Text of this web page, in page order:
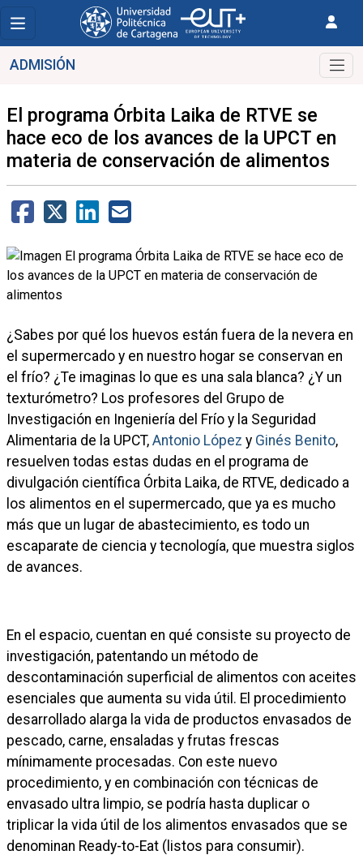
ADMISIÓN
El programa Órbita Laika de RTVE se
hace eco de los avances de la UPCT en
materia de conservación de alimentos
¿Sabes por qué los huevos están fuera de la nevera en
el supermercado y en nuestro hogar se conservan en
el frío? ¿Te imaginas lo que es una sala blanca? ¿Y un
texturómetro? Los profesores del Grupo de
Investigación en Ingeniería del Frío y la Seguridad
Alimentaria de la UPCT, Antonio López y Ginés Benito,
resuelven todas estas dudas en el programa de
divulgación científica Órbita Laika, de RTVE, dedicado a
los alimentos en el supermercado, que ya es mucho
más que un lugar de abastecimiento, es todo un
escaparate de ciencia y tecnología, que muestra siglos
de avances.
En el espacio, cuentan en qué consiste su proyecto de
investigación, patentando un método de
descontaminación superficial de alimentos con aceites
esenciales que aumenta su vida útil. El procedimiento
desarrollado alarga la vida de productos envasados de
pescado, carne, ensaladas y frutas frescas
mínimamente procesadas. Con este nuevo
procedimiento, y en combinación con técnicas de
envasado ultra limpio, se podría hasta duplicar o
triplicar la vida útil de los alimentos envasados que se
denominan Ready-to-Eat (listos para consumir).